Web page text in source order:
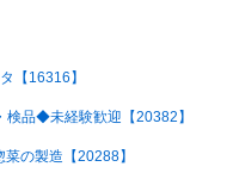
【16316】
検品◆未経験歓迎【20382】
の製造【20288】